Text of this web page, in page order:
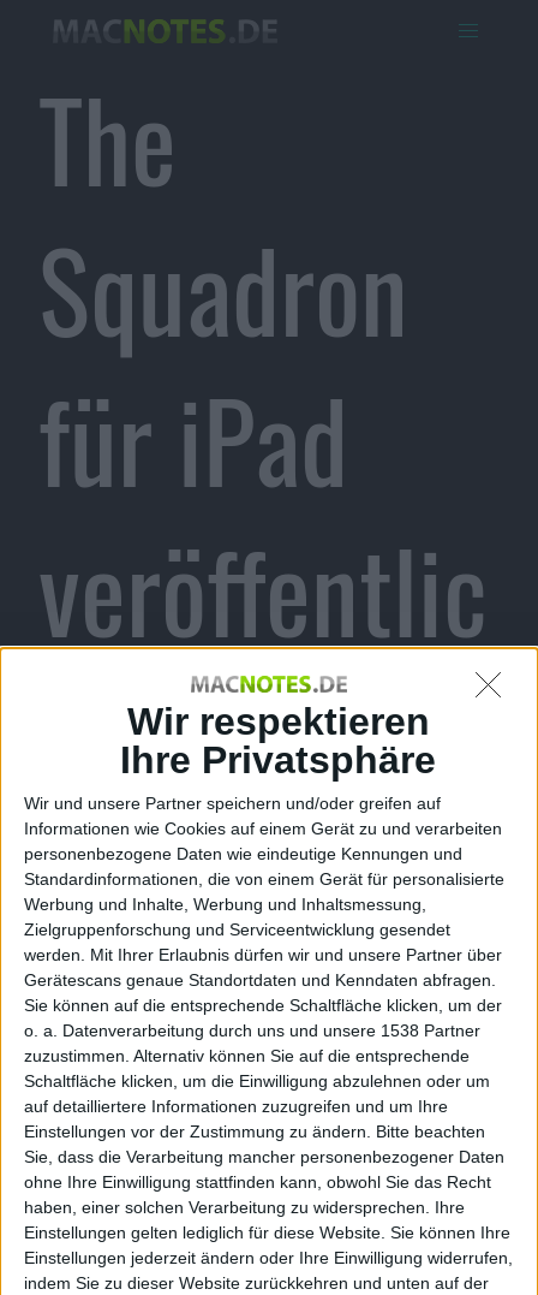
Wir respektieren
Ihre Privatsphäre
Wir und unsere Partner speichern und/oder greifen auf
Informationen wie Cookies auf einem Gerät zu und verarbeiten
personenbezogene Daten wie eindeutige Kennungen und
Standardinformationen, die von einem Gerät für personalisierte
Werbung und Inhalte, Werbung und Inhaltsmessung,
Zielgruppenforschung und Serviceentwicklung gesendet
werden.
Mit Ihrer Erlaubnis dürfen wir und unsere Partner über
Gerätescans genaue Standortdaten und Kenndaten abfragen.
Sie können auf die entsprechende Schaltfläche klicken, um der
o. a. Datenverarbeitung durch uns und unsere 1538 Partner
zuzustimmen. Alternativ können Sie auf die entsprechende
Schaltfläche klicken, um die Einwilligung abzulehnen oder um
auf detailliertere Informationen zuzugreifen und um Ihre
Einstellungen vor der Zustimmung zu ändern.
Bitte beachten
Sie, dass die Verarbeitung mancher personenbezogener Daten
ohne Ihre Einwilligung stattfinden kann, obwohl Sie das Recht
haben, einer solchen Verarbeitung zu widersprechen. Ihre
Einstellungen gelten lediglich für diese Website. Sie können Ihre
Einstellungen jederzeit ändern oder Ihre Einwilligung widerrufen,
indem Sie zu dieser Website zurückkehren und unten auf der
The
Squadron
für iPad
veröffentlic
Alexander Trust, den 8. Juli 2010
Publisher „Republic of Fun“ hat ein neues
Gelegenheitsspiel für iPad vorgestellt. Der „Flight
Control“-Klon ist ab sofort imApp Storeverfügbar.
Die Angelsachsen sagen „line drawing game“ zu dem
Genre, das Flight Control von Firemint und andere auf
deriPhone-Plattform groß gemacht haben. Publisher
„Republic of Fun“ hat nun ein solches „line drawing
game“ veröffentlicht, und zwar unter dem schönen
Titel „The Squadron: Curse of the Aztecs“ .
Wie üblich bei solchen Spielen ist der Einstieg relativ
einfach, aber mit zunehmender Spieldauer wird das
Geschehen anspruchsvoller, zumindest aber wird der
Spieler in seiner Reaktion mehr gefordert.
Update vom 17.03.2021: Dieser Beitrag enthielt ein